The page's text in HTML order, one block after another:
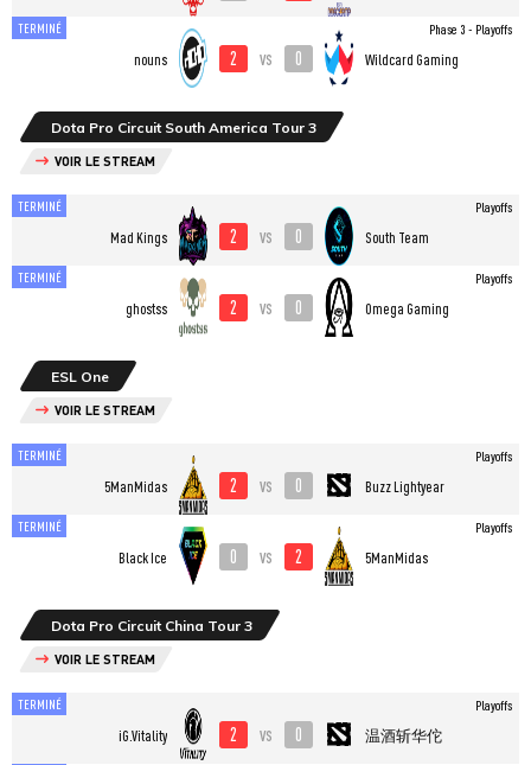
TERMINÉ
nouns 2 vs 0 Wildcard Gaming
Phase 3 - Playoffs
Dota Pro Circuit South America Tour 3
VOIR LE STREAM
TERMINÉ
Mad Kings 2 vs 0 South Team
Playoffs
TERMINÉ
ghostss 2 vs 0 Omega Gaming
Playoffs
ESL One
VOIR LE STREAM
TERMINÉ
5ManMidas 2 vs 0 Buzz Lightyear
Playoffs
TERMINÉ
Black Ice 0 vs 2 5ManMidas
Playoffs
Dota Pro Circuit China Tour 3
VOIR LE STREAM
TERMINÉ
iG.Vitality 2 vs 0 温酒斩华佗
Playoffs